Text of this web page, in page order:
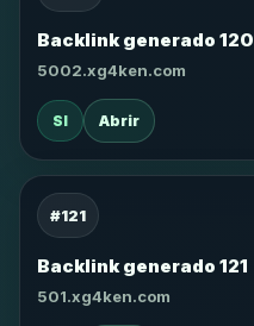
Backlink generado 120
5002.xg4ken.com
SI Abrir
#121
Backlink generado 121
501.xg4ken.com